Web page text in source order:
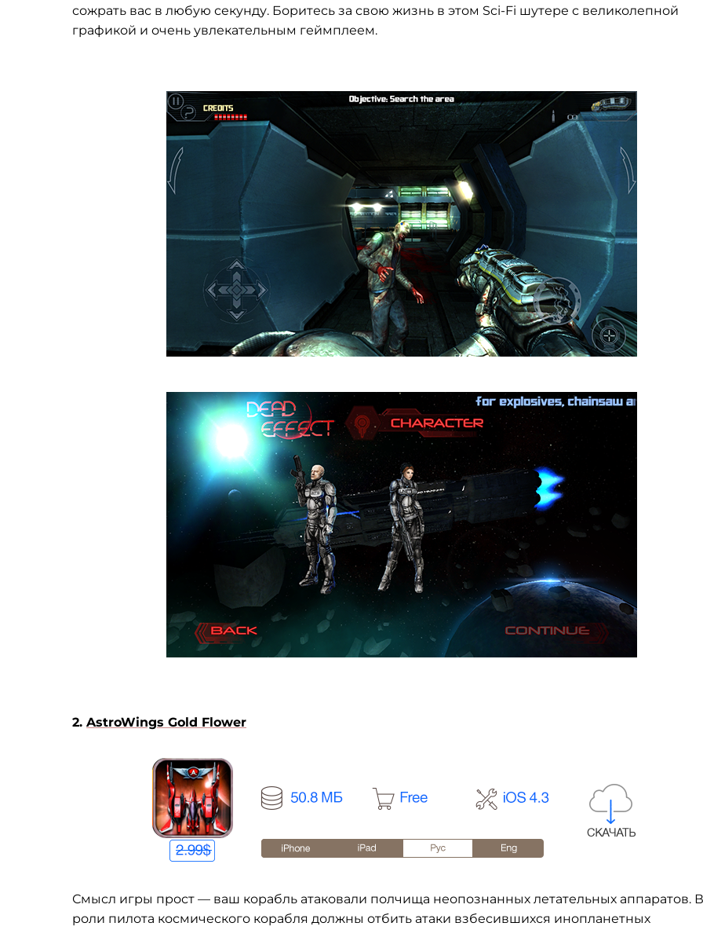
сожрать вас в любую секунду. Боритесь за свою жизнь в этом Sci-Fi шутере с великолепной
графикой и очень увлекательным геймплеем.
2. AstroWings Gold Flower
Смысл игры прост — ваш корабль атаковали полчища неопознанных летательных аппаратов.
роли пилота космического корабля должны отбить атаки взбесившихся инопланетных